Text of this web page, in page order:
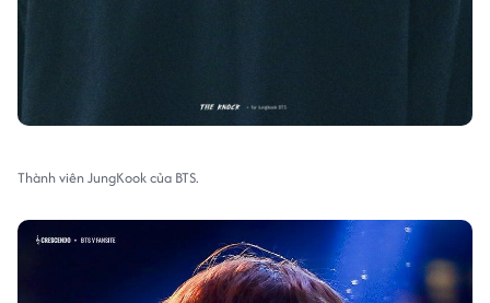
Thành viên JungKook của BTS.